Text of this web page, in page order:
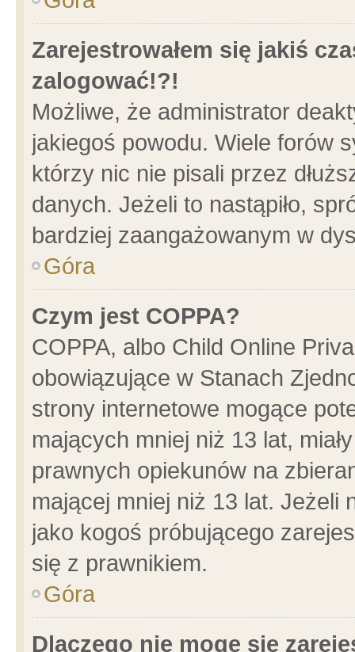
Zarejestrowałem się jakiś
zalogować!?!
Możliwe, że administrator
jakiegoś powodu. Wiele forów
którzy nic nie pisali przez
danych. Jeżeli to nastąpiło,
bardziej zaangażowanym w
Góra
Czym jest COPPA?
COPPA, albo Child Online
obowiązujące w Stanach
strony internetowe mogące
mających mniej niż 13 lat,
prawnych opiekunów na
mającej mniej niż 13 lat. Jeżeli
jako kogoś próbującego
się z prawnikiem.
Góra
Dlaczego nie mogę się